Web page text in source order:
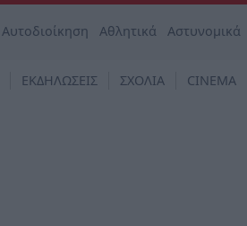
Αυτοδιοίκηση Αθλητικά Αστυνομικά
ΕΚΔΗΛΩΣΕΙΣ ΣΧΟΛΙΑ CINEMA